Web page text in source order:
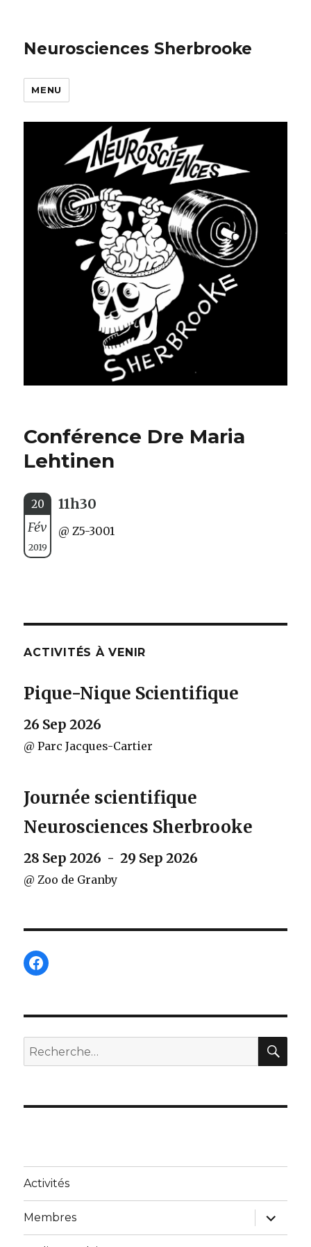
Neurosciences Sherbrooke
MENU
Conférence Dre Maria
Lehtinen
20
Fév
2019
11h30
@ Z5-3001
ACTIVITÉS À VENIR
Pique-Nique Scientifique
26 Sep 2026
@ Parc Jacques-Cartier
Journée scientifique
Neurosciences Sherbrooke
28 Sep 2026 - 29 Sep 2026
@ Zoo de Granby
Facebook
Recherche
pour :
Activités
Membres
ouvrir
le
sous-